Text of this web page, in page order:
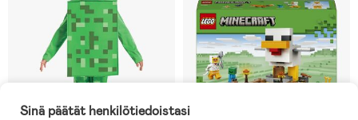
Sinä päätät henkilötiedoistasi